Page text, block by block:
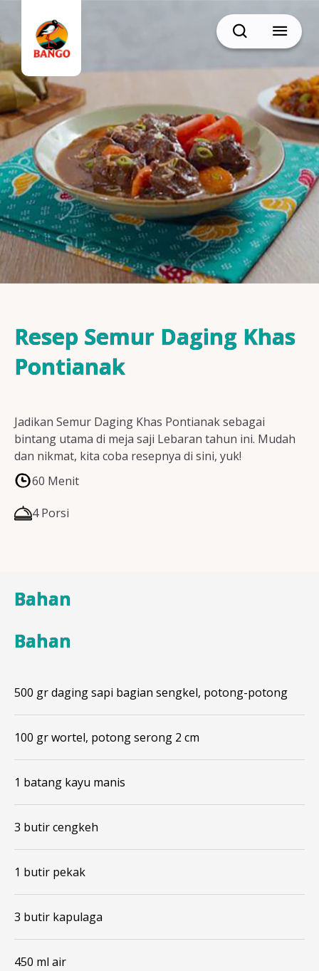
BACK
Resep Sate
Resep Semur
Resep Daging
Cari
Resep Semur Daging Khas
Pontianak
Jadikan Semur Daging Khas Pontianak sebagai
bintang utama di meja saji Lebaran tahun ini. Mudah
dan nikmat, kita coba resepnya di sini, yuk!
60 Menit
4 Porsi
Bahan
Bahan
500 gr daging sapi bagian sengkel, potong-potong
100 gr wortel, potong serong 2 cm
1 batang kayu manis
3 butir cengkeh
1 butir pekak
3 butir kapulaga
450 ml air